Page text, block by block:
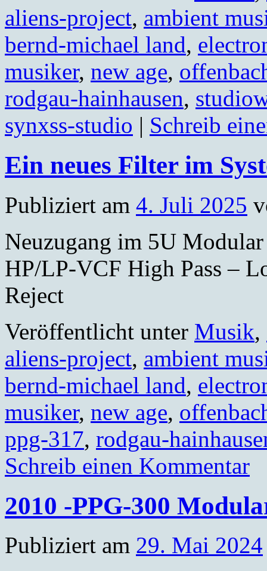
aliens-project, ambient
bernd-michael land,
musiker, new age,
rodgau-hainhausen,
synxss-studio | Schreib
Ein neues Filter im
Publiziert am 4. Juli 2025
Neuzugang im 5U
HP/LP-VCF High Pass –
Reject
Veröffentlicht unter Musik,
aliens-project, ambient
bernd-michael land,
musiker, new age,
ppg-317, rodgau-
Schreib einen Kommentar
2010 -PPG-300
Publiziert am 29. Mai 2024